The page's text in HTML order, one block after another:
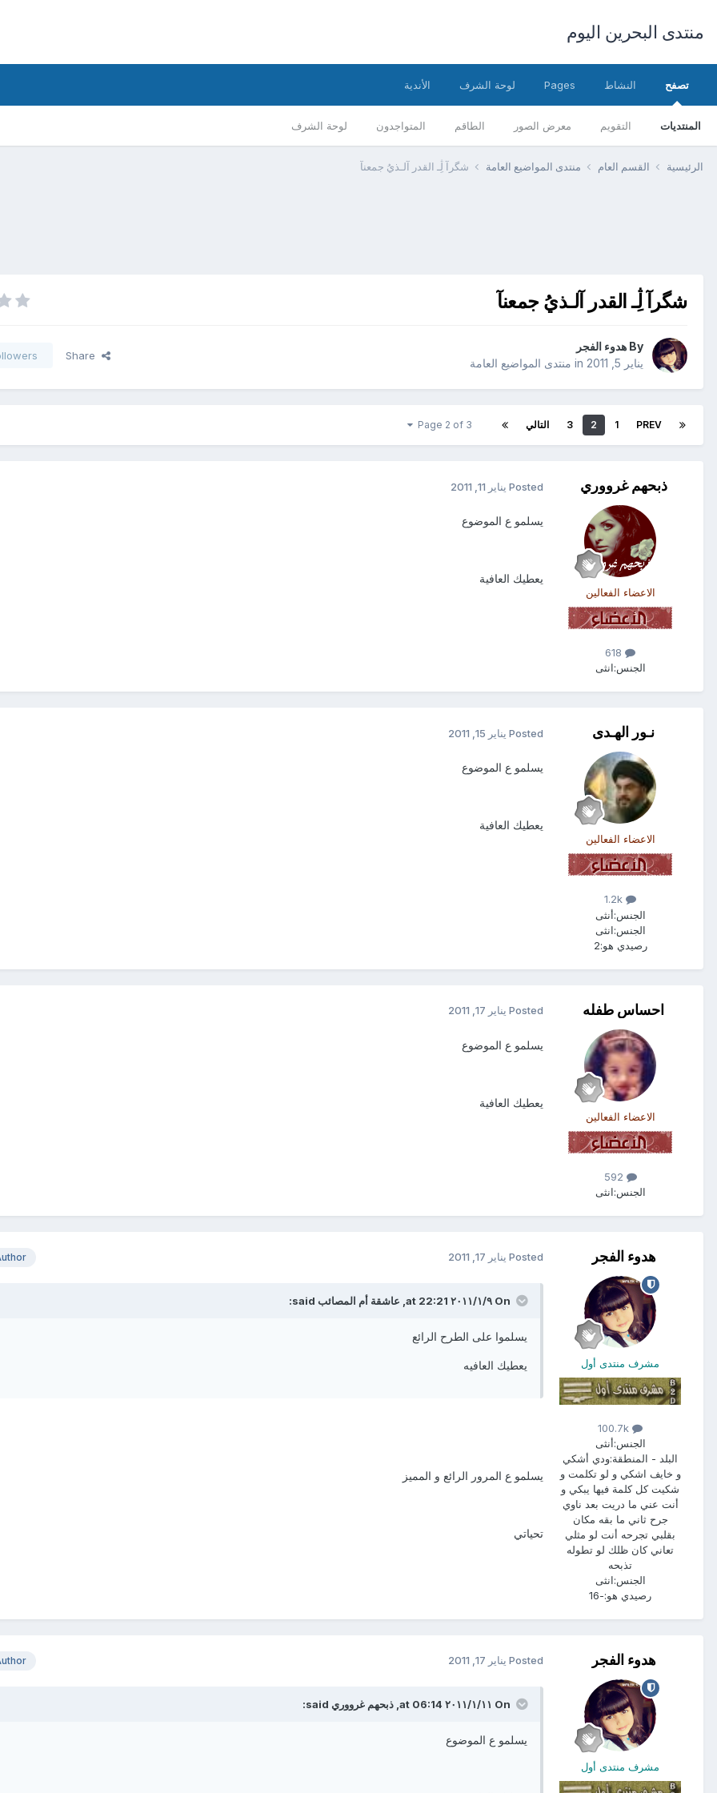
منتدى البحرين اليوم
تصفح
المنتديات التقويم معرض الصور الطاقم المتواجدون لوحة الشرف
النشاط Pages لوحة الشرف الأندية
الرئيسية القسم العام منتدى المواضيع العامة شگرآ ڷِـ القدر آلـذيُ جمعنآ
شگرآ ڷِـ القدر آلـذيُ جمعنآ
By هدوء الفجر
يناير 5, 2011
منتدى المواضيع العامة
PREV
1
2
3 التالي Page 2 of 3
ذبحهم غرووري
الاعضاء الفعالين
الجنس:انثى
Posted يناير 11, 2011
يسلمو ع الموضوع
يعطيك العافية
نـور الهـدى
الاعضاء الفعالين
الجنس:أنثى
الجنس:انثى
رصيدي هو:2
Posted يناير 15, 2011
يسلمو ع الموضوع
يعطيك العافية
احساس طفله
الاعضاء الفعالين
الجنس:انثى
Posted يناير 17, 2011
يسلمو ع الموضوع
يعطيك العافية
هدوء الفجر
مشرف منتدى أول
الجنس:أنثى
البلد - المنطقة:ودي أشكي
و خايف اشكي و لو تكلمت و
شكيت كل كلمة فيها يبكي و
أنت عني ما دريت بعد ناوي
جرح ثاني ما بقه مكان
بقلبي تجرحه أنت لو مثلي
تعاني كان ظلك لو تطوله
تذبحه
الجنس:انثى
رصيدي هو:-16
Posted يناير 17, 2011
On ٩‏/١‏/٢٠١١ at 22:21, عاشقة أم المصائب said:
يسلموا على الطرح الرائع
يعطيك العافيه
يسلمو ع المرور الرائع و المميز
تحياتي
هدوء الفجر
مشرف منتدى أول
Posted يناير 17, 2011
On ١١‏/١‏/٢٠١١ at 06:14, ذبحهم غرووري said:
يسلمو ع الموضوع